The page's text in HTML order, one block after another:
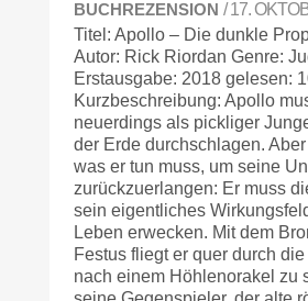
BUCHREZENSION / 17.
Titel: Apollo – Die dunkle
Autor: Rick Riordan Genre:
Erstausgabe: 2018 gelesen:
Kurzbeschreibung: Apollo
neuerdings als pickliger
der Erde durchschlagen.
was er tun muss, um seine
zurückzuerlangen: Er muss
sein eigentliches
Leben erwecken. Mit dem
Festus fliegt er quer durch
nach einem Höhlenorakel zu